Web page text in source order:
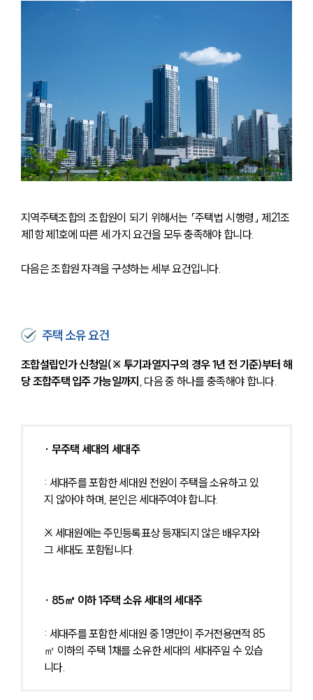
지역주택조합의 조합원이 되기 위해서는 「주택법 시행령」 제21조
제1항 제1호에 따른 세 가지 요건을 모두 충족해야 합니다.
다음은 조합원 자격을 구성하는 세부 요건입니다.
주택 소유 요건
조합설립인가 신청일(※ 투기과열지구의 경우 1년 전 기준)부터 해
당 조합주택 입주 가능일까지 , 다음 중 하나를 충족해야 합니다.
∙ 무주택 세대의 세대주
: 세대주를 포함한 세대원 전원이 주택을 소유하고 있
지 않아야 하며, 본인은 세대주여야 합니다.
※ 세대원에는 주민등록표상 등재되지 않은 배우자와
그 세대도 포함됩니다.
∙ 85㎡ 이하 1주택 소유 세대의 세대주
: 세대주를 포함한 세대원 중 1명만이 주거전용면적 85
㎡ 이하의 주택 1채를 소유한 세대의 세대주일 수 있습
니다.